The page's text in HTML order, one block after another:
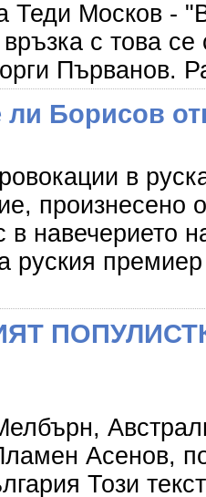
Теди Москов -
връзка с това
Първанов.
Борисов
в
произнесено
в навечерието
руския
Асенов,
Този